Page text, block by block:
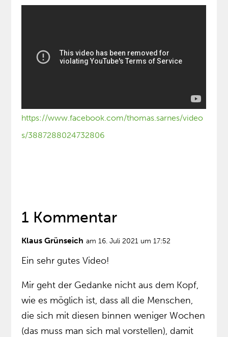
https://www.facebook.com/thomas.sarnes/video
s/3887288024732806
1 Kommentar
Klaus Grünseich am 16. Juli 2021 um 17:52
Ein sehr gutes Video!
Mir geht der Gedanke nicht aus dem Kopf,
wie es möglich ist, dass all die Menschen,
die sich mit diesen binnen weniger Wochen
(das muss man sich mal vorstellen), damit